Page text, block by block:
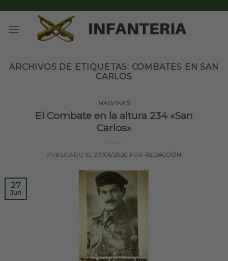
content
ARCHIVOS DE ETIQUETAS: COMBATES EN SAN
CARLOS
MALVINAS
El Combate en la altura 234 «San
Carlos»
PUBLICADO EL 27/06/2020 POR REDACCIÓN
27
Jun